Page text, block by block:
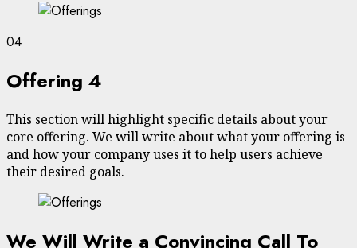
04
Offering 4
This section will highlight specific details about your
core offering. We will write about what your offering is
and how your company uses it to help users achieve
their desired goals.
We Will Write a Convincing Call To